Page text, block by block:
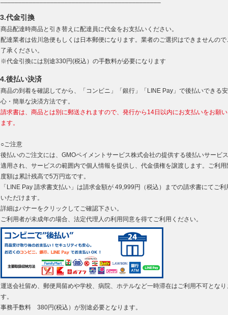
3.代金引換
商品配達時商品と引き替えに配達員に代金をお支払いください。
配達業者は佐川急便もしくは日本郵便になります。業者のご選択はできませんので
了承ください。
※代金引換には別途330円(税込）の手数料が必要になります
4.後払い決済
商品の到着を確認してから、「コンビニ」「銀行」「LINE Pay」で後払いできる安
心・簡単な決済方法です。
請求書は、商品とは別に郵送されますので、発行から14日以内にお支払いをお願
ます。
○ご注意
後払いのご注文には、GMOペイメントサービス株式会社の提供する後払いサービ
適用され、サービスの範囲内で個人情報を提供し、代金債権を譲渡します。ご利用
度額は累計残高で5万円迄です。
「LINE Pay 請求書支払い」は請求金額が 49,999円（税込）までの請求書にてご利
いただけます。
詳細はバナーをクリックしてご確認下さい。
ご利用者が未成年の場合、法定代理人の利用同意を得てご利用ください。
運送会社留め、郵便局留めや学校、病院、ホテルなど一時滞在はご利用不可となり
す。
事務手数料 380円(税込）が別途必要となります。